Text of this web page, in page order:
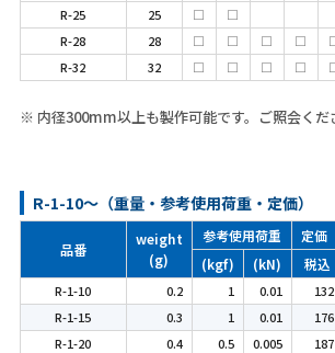
R-25 25 □
□
R-28
28 □ □ □ □
R-32
32 □ □ □ □
※ 内径300mm以上も製作可能です。ご照会くだ
R-1-10～（重量・参考使用荷重・定価）
品番
weight
(g)
参考使用荷重 定価
(kgf) (kN) 税込
R-1-10 0.2 1 0.01 132
R-1-15
0.3 1 0.01 176
R-1-20
0.4 0.5 0.005 187